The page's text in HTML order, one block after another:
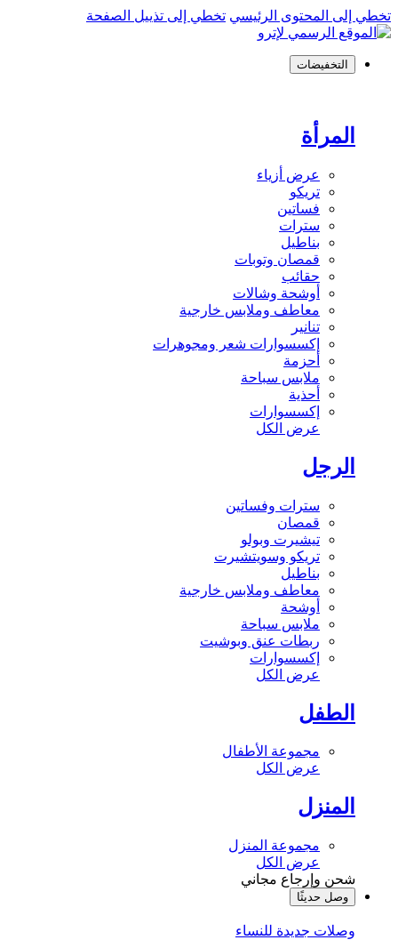
تخطي إلى المحتوى الرئيسي تخطي إلى تذييل الصفحة
التخفيضات
المرأة
عرض أزياء
تريكو
فساتين
سترات
بناطيل
قمصان وتوبات
حقائب
أوشحة وشالات
معاطف وملابس خارجية
تنانير
إكسسوارات شعر ومجوهرات
أحزمة
ملابس سباحة
أحذية
إكسسوارات
عرض الكل
الرجل
سترات وفساتين
قمصان
تيشيرت وبولو
تريكو وسويتشيرت
بناطيل
معاطف وملابس خارجية
أوشحة
ملابس سباحة
ربطات عنق وبوشيت
إكسسوارات
عرض الكل
الطفل
مجموعة الأطفال
عرض الكل
المنزل
مجموعة المنزل
عرض الكل
شحن وإرجاع مجاني
وصل حديثًا
وصلات جديدة للنساء